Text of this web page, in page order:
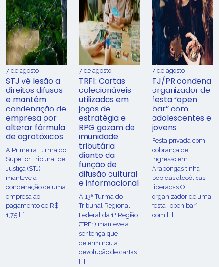
7 de agosto
STJ vê lesão a
direitos difusos
e mantém
condenação de
empresa por
alterar fórmula
de agrotóxicos
​A Primeira Turma do
Superior Tribunal de
Justiça (STJ)
manteve a
condenação de uma
empresa ao
pagamento de R$
1,75 […]
7 de agosto
TRF1: Cartas
colecionáveis
utilizadas em
jogos de
estratégia e
RPG gozam de
imunidade
tributária
diante da
função de
difusão cultural
e informacional
A 13ª Turma do
Tribunal Regional
Federal da 1ª Região
(TRF1) manteve a
sentença que
determinou a
devolução de cartas
[…]
7 de agosto
TJ/PR condena
organizador de
festa “open
bar” com
adolescentes e
jovens
Festa privada com
cobrança de
ingresso em
Arapongas tinha
bebidas alcoólicas
liberadas O
organizador de uma
festa “open bar”,
com […]